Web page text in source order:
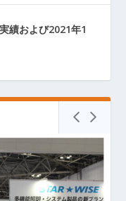
績および2021年1